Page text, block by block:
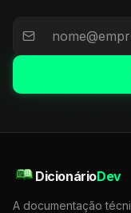
DicionárioDev
A documentação